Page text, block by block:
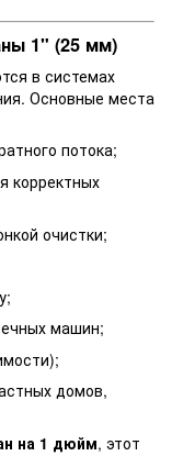
1" (25 мм)
в системах
Основные места
потока;
корректных
очистки;
машин;
домов,
на 1 дюйм, этот